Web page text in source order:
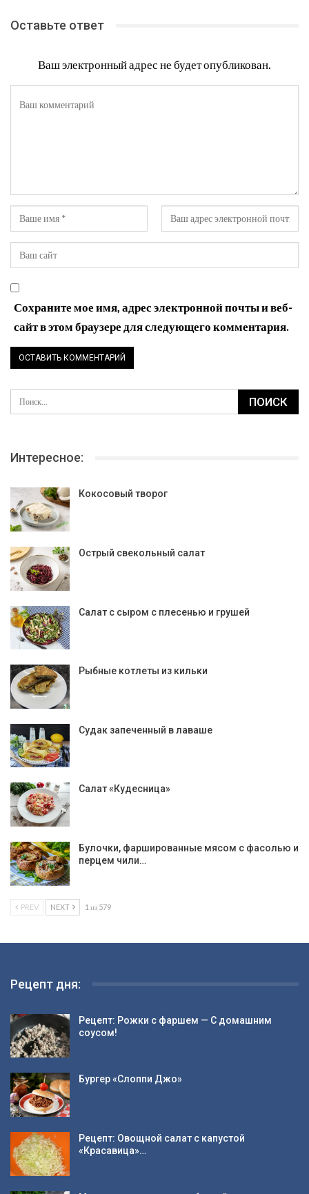
Оставьте ответ
Ваш электронный адрес не будет опубликован.
Сохраните мое имя, адрес электронной почты и веб-
сайт в этом браузере для следующего комментария.
Интересное:
Кокосовый творог
Острый свекольный салат
Салат с сыром с плесенью и грушей
Рыбные котлеты из кильки
Судак запеченный в лаваше
Салат «Кудесница»
Булочки, фаршированные мясом с фасолью и
перцем чили…
PREV NEXT 1 из 579
Рецепт дня:
Рецепт: Рожки с фаршем — С домашним
соусом!
Бургер «Слоппи Джо»
Рецепт: Овощной салат с капустой
«Красавица»…